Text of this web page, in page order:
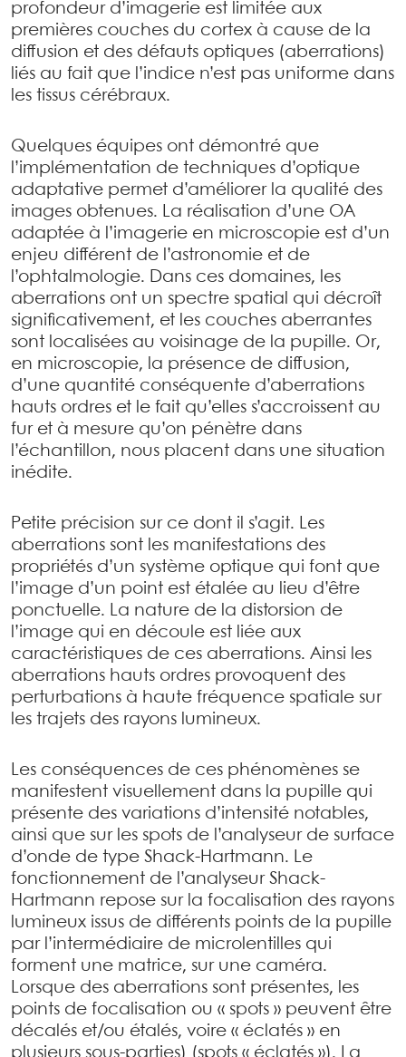
profondeur d’imagerie est limitée aux
premières couches du cortex à cause de la
diffusion et des défauts optiques (aberrations)
liés au fait que l’indice n’est pas uniforme dans
les tissus cérébraux.
Quelques équipes ont démontré que
l’implémentation de techniques d’optique
adaptative permet d’améliorer la qualité des
images obtenues. La réalisation d’une OA
adaptée à l’imagerie en microscopie est d’un
enjeu différent de l’astronomie et de
l’ophtalmologie. Dans ces domaines, les
aberrations ont un spectre spatial qui décroît
significativement, et les couches aberrantes
sont localisées au voisinage de la pupille. Or,
en microscopie, la présence de diffusion,
d’une quantité conséquente d’aberrations
hauts ordres et le fait qu’elles s’accroissent au
fur et à mesure qu’on pénètre dans
l’échantillon, nous placent dans une situation
inédite.
Petite précision sur ce dont il s’agit. Les
aberrations sont les manifestations des
propriétés d’un système optique qui font que
l’image d’un point est étalée au lieu d’être
ponctuelle. La nature de la distorsion de
l’image qui en découle est liée aux
caractéristiques de ces aberrations. Ainsi les
aberrations hauts ordres provoquent des
perturbations à haute fréquence spatiale sur
les trajets des rayons lumineux.
Les conséquences de ces phénomènes se
manifestent visuellement dans la pupille qui
présente des variations d’intensité notables,
ainsi que sur les spots de l’analyseur de surface
d’onde de type Shack-Hartmann. Le
fonctionnement de l’analyseur Shack-
Hartmann repose sur la focalisation des rayons
lumineux issus de différents points de la pupille
par l’intermédiaire de microlentilles qui
forment une matrice, sur une caméra.
Lorsque des aberrations sont présentes, les
points de focalisation ou « spots » peuvent être
décalés et/ou étalés, voire « éclatés » en
plusieurs sous-parties) (spots « éclatés »). La